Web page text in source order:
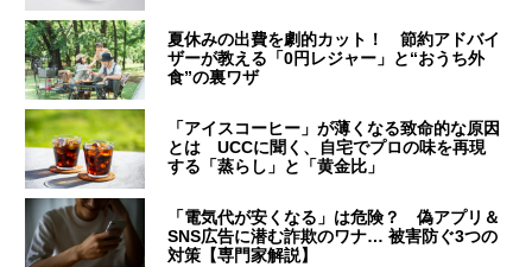
夏休みの出費を劇的カット！ 節約アドバイ
ザーが教える「0円レジャー」と“おうち外
食”の裏ワザ
「アイスコーヒー」が薄くなる致命的な原因
とは UCCに聞く、自宅でプロの味を再現
する「蒸らし」と「黄金比」
「電気代が安くなる」は危険？ 偽アプリ＆
SNS広告に潜む詐欺のワナ… 被害防ぐ3つの
対策【専門家解説】